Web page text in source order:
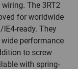
The 3RT2
for worldwide
IE4-ready. They
performance
to screw
with spring-